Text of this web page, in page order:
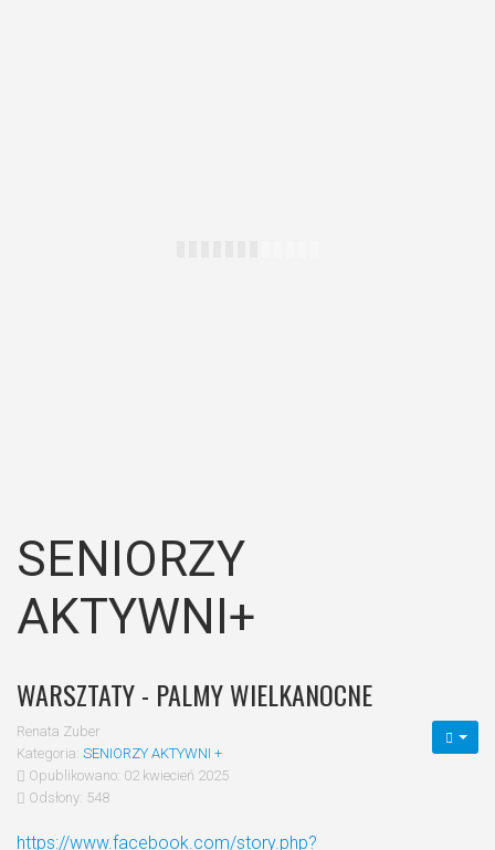
SENIORZY
AKTYWNI+
WARSZTATY - PALMY WIELKANOCNE
Renata Zuber
Kategoria: SENIORZY AKTYWNI +
Opublikowano: 02 kwiecień 2025
Odsłony: 548
https://www.facebook.com/story.php?